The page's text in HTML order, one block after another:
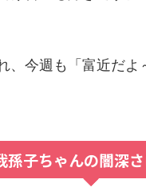
、今週も「富近だよ
孫子ちゃんの闇深